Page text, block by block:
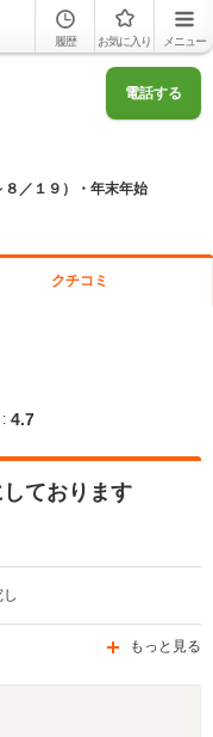
履歴 お気に入り メニュー
電話する
／１９）・年末年始
クチコミ
4.7
ております
もっと見る